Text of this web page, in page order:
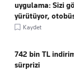
uygulama: Sizi
yürütüyor,
Kaydet
742 bin TL
sürprizi